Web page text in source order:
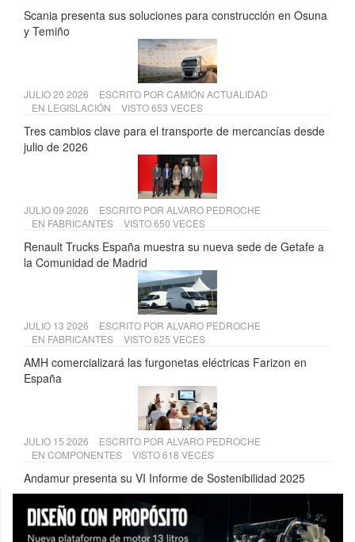
Scania presenta sus soluciones para construcción en Osuna
y Temiño
JULIO 20 2026 ESCRITO POR CAMIÓN ACTUALIDAD
EN LEGISLACIÓN VISTO 653 VECES
Tres cambios clave para el transporte de mercancías desde
julio de 2026
JULIO 09 2026 ESCRITO POR ALVARO PEDROCHE
EN FABRICANTES VISTO 650 VECES
Renault Trucks España muestra su nueva sede de Getafe a
la Comunidad de Madrid
JULIO 13 2026 ESCRITO POR ALVARO PEDROCHE
EN FABRICANTES VISTO 625 VECES
AMH comercializará las furgonetas eléctricas Farizon en
España
JULIO 15 2026 ESCRITO POR ALVARO PEDROCHE
EN COMPONENTES VISTO 618 VECES
Andamur presenta su VI Informe de Sostenibilidad 2025